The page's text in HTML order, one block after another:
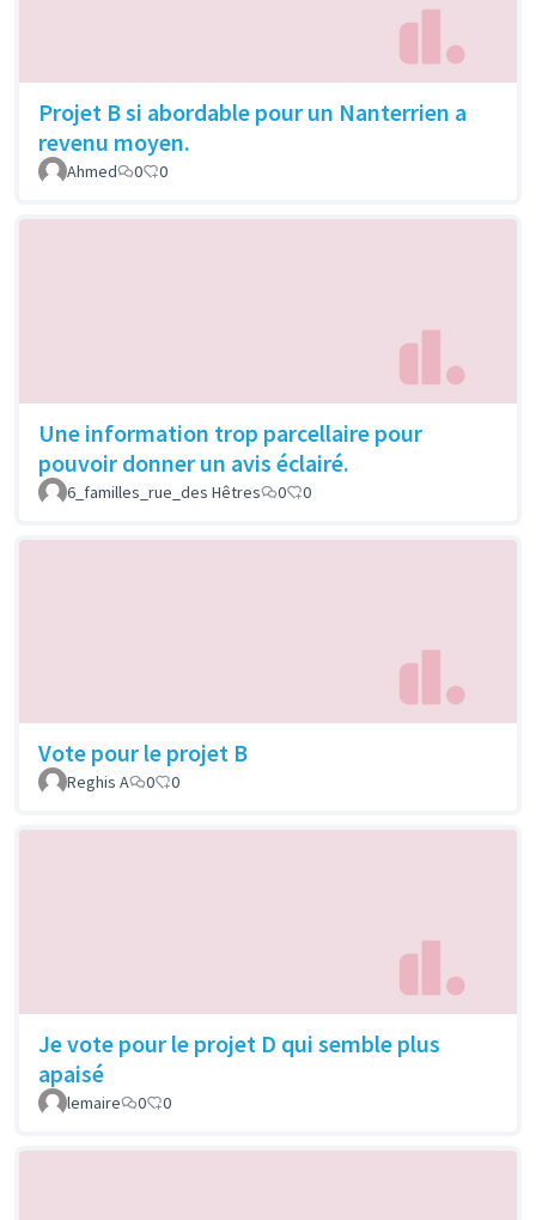
Projet B si abordable pour un Nanterrien a
revenu moyen.
Ahmed 0 0
Une information trop parcellaire pour
pouvoir donner un avis éclairé.
6_familles_rue_des Hêtres 0 0
Vote pour le projet B
Reghis A 0 0
Je vote pour le projet D qui semble plus
apaisé
lemaire 0 0